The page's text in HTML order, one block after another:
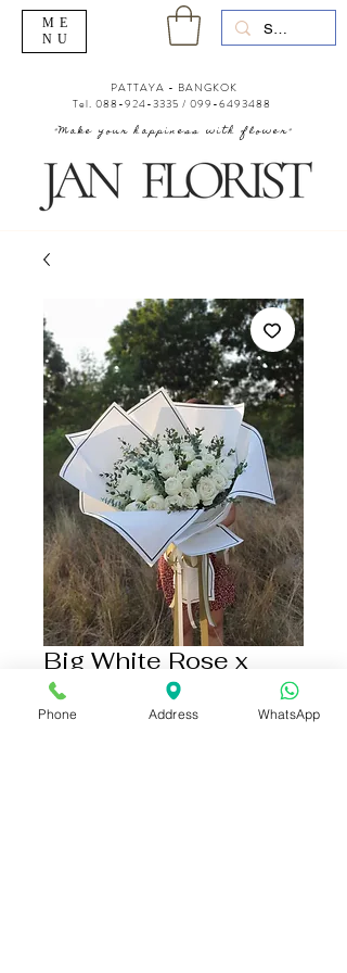
"Make your happiness with flower"
PATTAYA - BANGKOK
Tel. 088-924-3335 / 099-6493488
ME
NU
Big White Rose x
Green Bouquet
฿5,500.00 ราคา
Phone Address WhatsApp